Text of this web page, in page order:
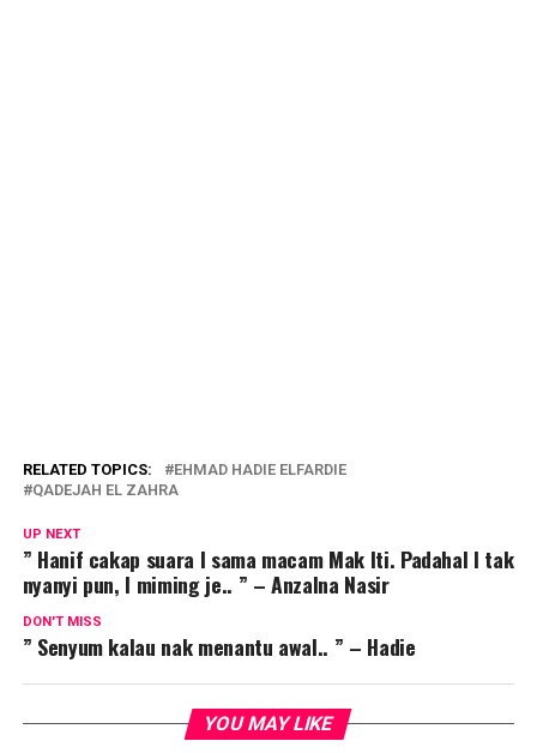
RELATED TOPICS:
EHMAD HADIE ELFARDIE
QADEJAH EL ZAHRA
UP NEXT
” Hanif cakap suara I sama macam Mak Iti. Padahal I tak
nyanyi pun, I miming je.. ” – Anzalna Nasir
DON'T MISS
” Senyum kalau nak menantu awal.. ” – Hadie
YOU MAY LIKE